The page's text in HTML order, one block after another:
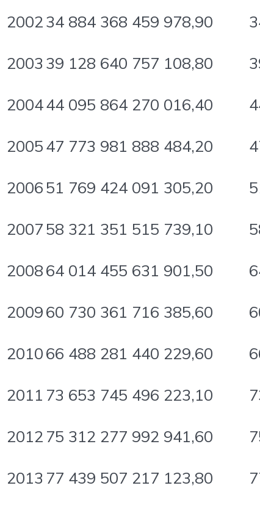
200234 884 368 459 978,90
2003 39 128 640 757 108,80
200444 095 864 270 016,40
200547 773 981 888 484,20
200651 769 424 091 305,20
200758 321 351 515 739,10
200864 014 455 631 901,50
200960 730 361 716 385,60
201066 488 281 440 229,60
2011 73 653 745 496 223,10
2012 75 312 277 992 941,60
2013 77 439 507 217 123,80